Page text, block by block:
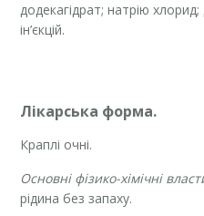
додекагідрат; натрію
ін’єкцій.
Лікарська форма.
Краплі очні.
Основні фізико-хімічні
рідина без запаху.